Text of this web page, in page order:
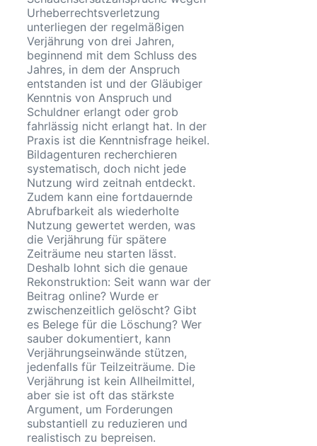
Urheberrechtsverletzung
unterliegen der regelmäßigen
Verjährung von drei Jahren,
beginnend mit dem Schluss des
Jahres, in dem der Anspruch
entstanden ist und der Gläubiger
Kenntnis von Anspruch und
Schuldner erlangt oder grob
fahrlässig nicht erlangt hat. In der
Praxis ist die Kenntnisfrage heikel.
Bildagenturen recherchieren
systematisch, doch nicht jede
Nutzung wird zeitnah entdeckt.
Zudem kann eine fortdauernde
Abrufbarkeit als wiederholte
Nutzung gewertet werden, was
die Verjährung für spätere
Zeiträume neu starten lässt.
Deshalb lohnt sich die genaue
Rekonstruktion: Seit wann war der
Beitrag online? Wurde er
zwischenzeitlich gelöscht? Gibt
es Belege für die Löschung? Wer
sauber dokumentiert, kann
Verjährungseinwände stützen,
jedenfalls für Teilzeiträume. Die
Verjährung ist kein Allheilmittel,
aber sie ist oft das stärkste
Argument, um Forderungen
substantiell zu reduzieren und
realistisch zu bepreisen.